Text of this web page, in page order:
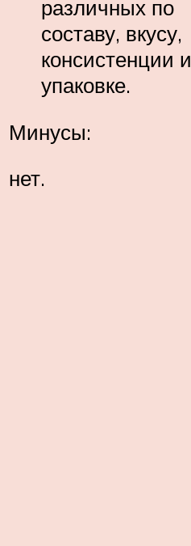
различных по
составу, вкусу,
консистенции и
упаковке.
Минусы:
нет.